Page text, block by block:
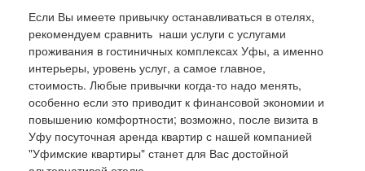
Если Вы имеете привычку останавливаться в отелях,
рекомендуем сравнить наши услуги с услугами
проживания в гостиничных комплексах Уфы, а именно
интерьеры, уровень услуг, а самое главное,
стоимость. Любые привычки когда-то надо менять,
особенно если это приводит к финансовой экономии и
повышению комфортности; возможно, после визита в
Уфу посуточная аренда квартир с нашей компанией
"Уфимские квартиры" станет для Вас достойной